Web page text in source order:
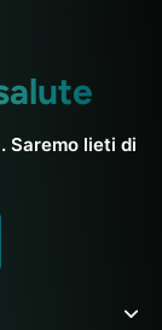
Saremo lieti di